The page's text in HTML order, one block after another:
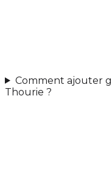
Comment ajouter
Thourie ?